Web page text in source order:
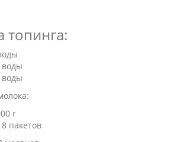
топинга:
воды
воды
г
пакетов